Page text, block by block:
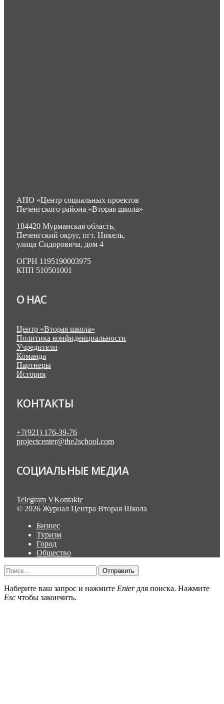
АНО «Центр социальных проектов
Печенгского района «Вторая школа»
184420 Мурманская область,
Печенгский округ, пгт. Никель,
улица Сидоровича, дом 4
ОГРН 1195190003975
КПП 510501001
О НАС
Центр «Вторая школа»
Политика конфиденциальности
Учредители
Команда
Партнеры
История
КОНТАКТЫ
+7(921) 176-39-76
projectcenter@the2school.com
СОЦИАЛЬНЫЕ МЕДИА
Telegram VKontakte
© 2026 Журнал Центра Вторая Школа
Бизнес
Туризм
Город
Общество
Отправить
Наберите ваш запрос и нажмите Enterдля поиска. Нажмите
Esc чтобы закончить.